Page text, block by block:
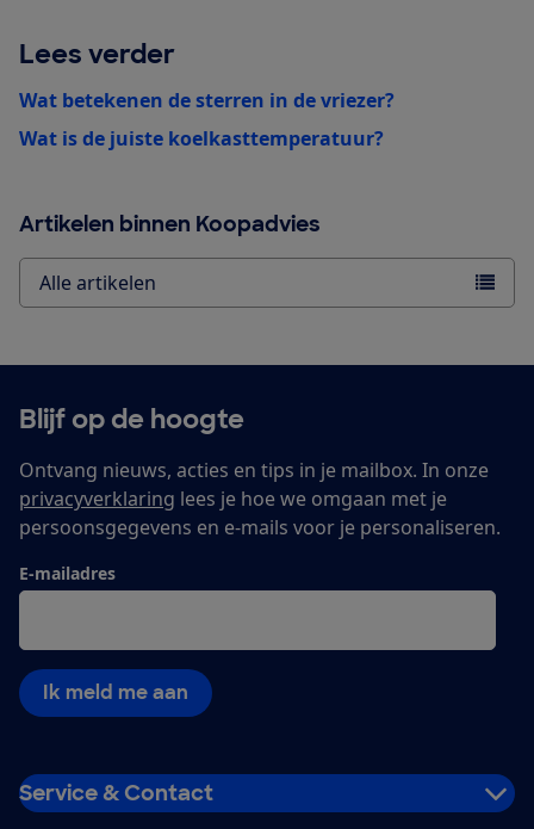
Lees verder
Wat betekenen de sterren in de vriezer?
Wat is de juiste koelkasttemperatuur?
Artikelen binnen Koopadvies
Alle artikelen
Blijf op de hoogte
Ontvang nieuws, acties en tips in je mailbox. In onze
privacyverklaring lees je hoe we omgaan met je
persoonsgegevens en e-mails voor je personaliseren.
E-mailadres
Ik meld me aan
Service & Contact